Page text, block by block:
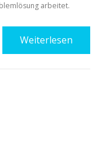
arbeitet.
Weiterlesen